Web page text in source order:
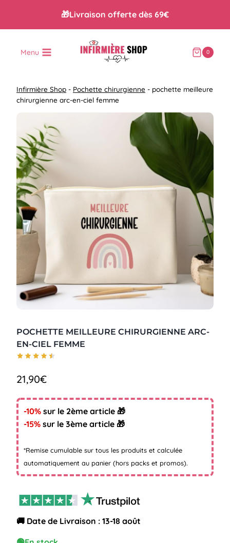
contenu
🎁Livraison offerte dès 69€
Menu 0
Infirmière Shop - Pochette chirurgienne - pochette meilleure
chirurgienne arc-en-ciel femme
POCHETTE MEILLEURE CHIRURGIENNE ARC-
EN-CIEL FEMME
21,90€
-10% sur le 2ème article 🎁
-15% sur le 3ème article 🎁
*Remise cumulable sur tous les produits et calculée
automatiquement au panier (hors packs et promos).
🚚 Date de Livraison : 13-18 août